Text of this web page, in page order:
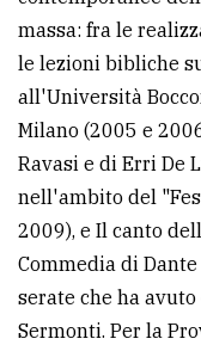
massa: fra le
le lezioni bibliche
all'Università
Milano (2005 e
Ravasi e di Erri De
nell'ambito del
2009), e Il canto
Commedia di
serate che ha
Sermonti. Per la